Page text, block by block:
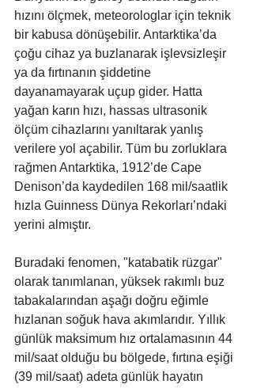
hızını ölçmek, meteorologlar için teknik
bir kabusa dönüşebilir. Antarktika’da
çoğu cihaz ya buzlanarak işlevsizleşir
ya da fırtınanın şiddetine
dayanamayarak uçup gider. Hatta
yağan karın hızı, hassas ultrasonik
ölçüm cihazlarını yanıltarak yanlış
verilere yol açabilir. Tüm bu zorluklara
rağmen Antarktika, 1912’de Cape
Denison’da kaydedilen 168 mil/saatlik
hızla Guinness Dünya Rekorları’ndaki
yerini almıştır.
Buradaki fenomen, "katabatik rüzgar"
olarak tanımlanan, yüksek rakımlı buz
tabakalarından aşağı doğru eğimle
hızlanan soğuk hava akımlarıdır. Yıllık
günlük maksimum hız ortalamasının 44
mil/saat olduğu bu bölgede, fırtına eşiği
(39 mil/saat) adeta günlük hayatın